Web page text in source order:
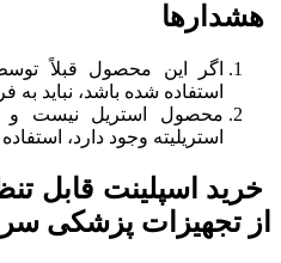
هشدارها
اگر این محصول قبلاً
استفاده شده باشد، نباید به
محصول استریل نیست و
استریلیته وجود دارد،
خرید اسپلینت قابل
از تجهیزات پزشکی